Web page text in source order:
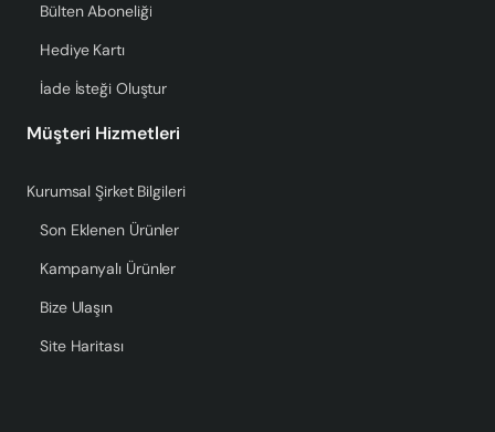
Bülten Aboneliği
Hediye Kartı
İade İsteği Oluştur
Müşteri Hizmetleri
Kurumsal Şirket Bilgileri
Son Eklenen Ürünler
Kampanyalı Ürünler
Bize Ulaşın
Site Haritası